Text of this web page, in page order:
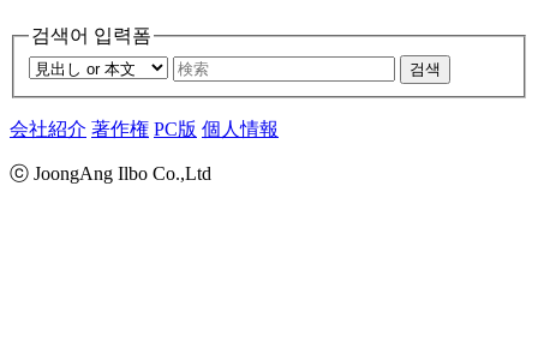
검색어 입력폼
검색
会社紹介 著作権 PC版 個人情報
ⓒ JoongAng Ilbo Co.,Ltd